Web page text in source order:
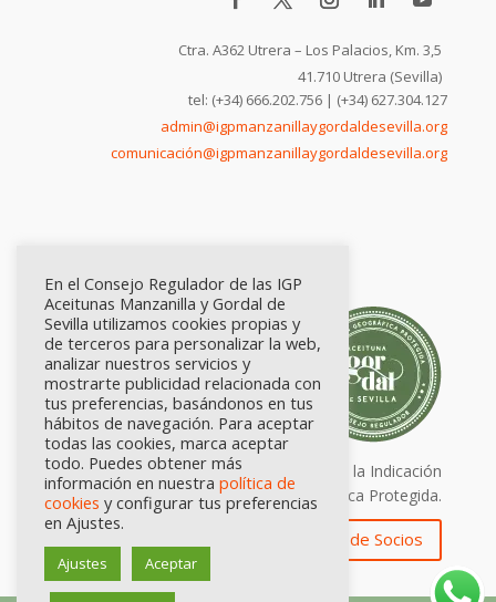
Ctra. A362 Utrera – Los Palacios, Km. 3,5
41.710 Utrera (Sevilla)
tel: (+34) 666.202.756 | (+34) 627.304.127
admin@igpmanzanillaygordaldesevilla.org
comunicación@igpmanzanillaygordaldesevilla.org
Calidad certificada por Origen. Sellos de la Indicación
Geográfica Protegida.
Zona de Socios
En el Consejo Regulador de las IGP
Aceitunas Manzanilla y Gordal de
Sevilla utilizamos cookies propias y
de terceros para personalizar la web,
analizar nuestros servicios y
mostrarte publicidad relacionada con
tus preferencias, basándonos en tus
hábitos de navegación. Para aceptar
todas las cookies, marca aceptar
todo. Puedes obtener más
información en nuestra política de
cookies y configurar tus preferencias
en Ajustes.
Ajustes Aceptar